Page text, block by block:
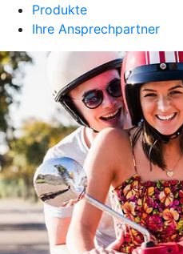
Produkte
Ihre Ansprechpartner